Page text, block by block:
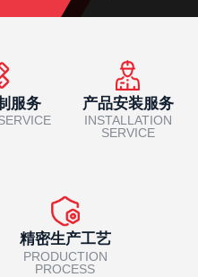
服务 产品安装服务
INSTALLATION
SERVICE
精密生产工艺
PRODUCTION
PROCESS